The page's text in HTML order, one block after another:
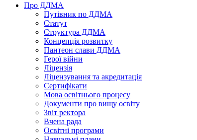
Про ДДМА
Путівник по ДДМА
Статут
Структура ДДМА
Концепція розвитку
Пантеон слави ДДМА
Герої війни
Ліцензія
Ліцензування та акредитація
Сертифікати
Мова освітнього процесу
Документи про вищу освіту
Звіт ректора
Вчена рада
Освітні програми